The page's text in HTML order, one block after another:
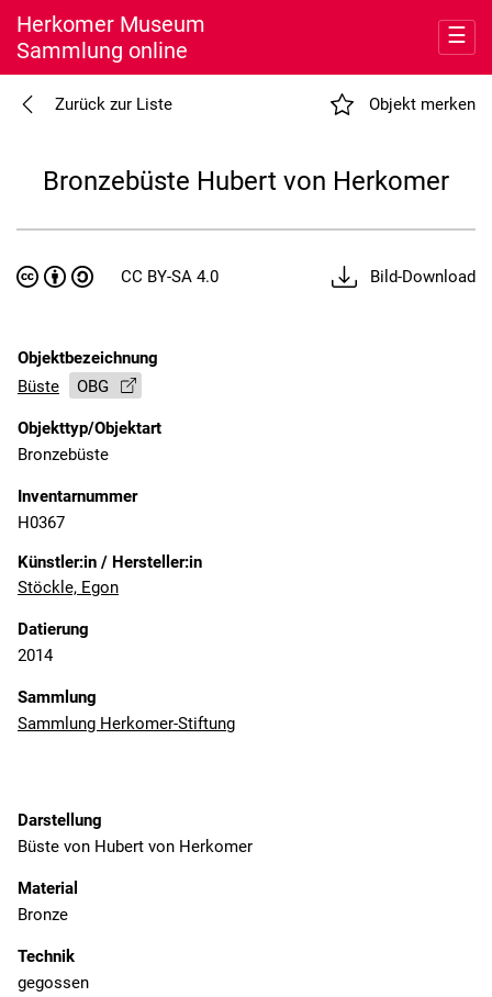
Herkomer Museum
Sammlung online
☰
Entdecken
Nutzung
Zurück zur Liste Objekt merken
Bronzebüste Hubert von Herkomer
CC BY-SA 4.0 Bild-Download
Objektbezeichnung
Büste
OBG
Objekttyp/Objektart
Bronzebüste
Inventarnummer
H0367
Künstler:in / Hersteller:in
Stöckle, Egon
Datierung
2014
Sammlung
Sammlung Herkomer-Stiftung
Darstellung
Büste von Hubert von Herkomer
Material
Bronze
Technik
gegossen